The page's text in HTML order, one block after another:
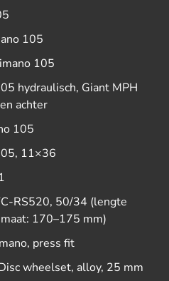
105
105
hydraulisch, Giant MPH
achter
105
11×36
RS520, 50/34 (lengte
170–175 mm)
press fit
wheelset, alloy, 25 mm